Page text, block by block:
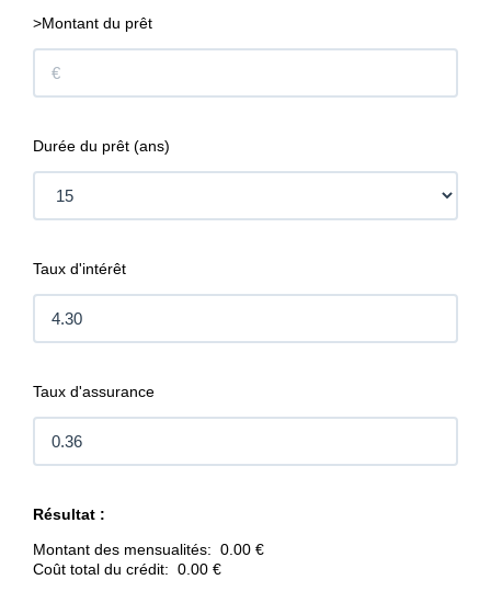
Agence
Contact
>Montant du prêt
Durée du prêt (ans)
Taux d'intérêt
Taux d'assurance
Résultat :
Montant des mensualités: 0.00 €
Coût total du crédit: 0.00 €